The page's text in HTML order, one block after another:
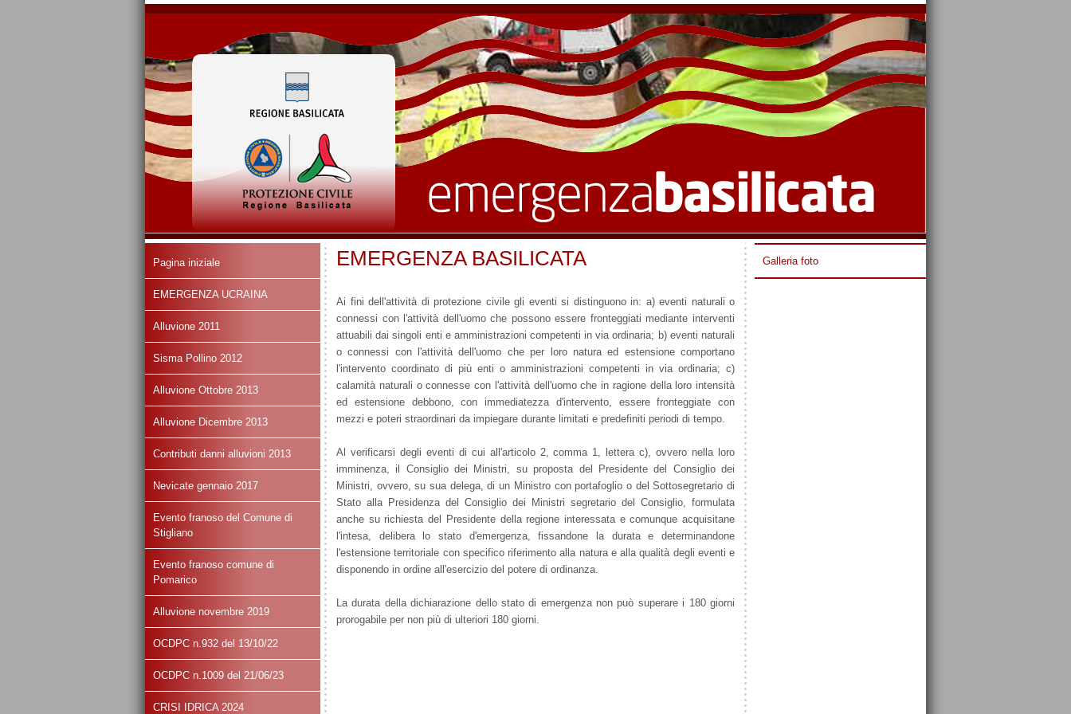
Pagina iniziale
EMERGENZA UCRAINA
Alluvione 2011
Sisma Pollino 2012
Alluvione Ottobre 2013
Alluvione Dicembre 2013
Contributi danni alluvioni 2013
Nevicate gennaio 2017
Evento franoso del Comune di
Stigliano
Evento franoso comune di
Pomarico
Alluvione novembre 2019
OCDPC n.932 del 13/10/22
OCDPC n.1009 del 21/06/23
CRISI IDRICA 2024
EMERGENZA BASILICATA
Ai fini dell'attività di protezione civile gli eventi si distinguono in: a) eventi naturali o
connessi con l'attività dell'uomo che possono essere fronteggiati mediante interventi
attuabili dai singoli enti e amministrazioni competenti in via ordinaria; b) eventi naturali
o connessi con l'attività dell'uomo che per loro natura ed estensione comportano
l'intervento coordinato di più enti o amministrazioni competenti in via ordinaria; c)
calamità naturali o connesse con l'attività dell'uomo che in ragione della loro intensità
ed estensione debbono, con immediatezza d'intervento, essere fronteggiate con
mezzi e poteri straordinari da impiegare durante limitati e predefiniti periodi di tempo.
Al verificarsi degli eventi di cui all'articolo 2, comma 1, lettera c), ovvero nella loro
imminenza, il Consiglio dei Ministri, su proposta del Presidente del Consiglio dei
Ministri, ovvero, su sua delega, di un Ministro con portafoglio o del Sottosegretario di
Stato alla Presidenza del Consiglio dei Ministri segretario del Consiglio, formulata
anche su richiesta del Presidente della regione interessata e comunque acquisitane
l'intesa, delibera lo stato d'emergenza, fissandone la durata e determinandone
l'estensione territoriale con specifico riferimento alla natura e alla qualità degli eventi e
disponendo in ordine all'esercizio del potere di ordinanza.
La durata della dichiarazione dello stato di emergenza non può superare i 180 giorni
prorogabile per non più di ulteriori 180 giorni.
Galleria foto